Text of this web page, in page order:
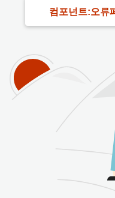
컴포넌트:오류